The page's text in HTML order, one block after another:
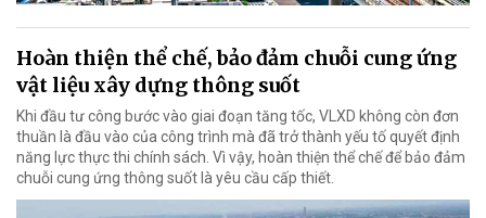
Hoàn thiện thể chế, bảo đảm chuỗi cung ứng
vật liệu xây dựng thông suốt
Khi đầu tư công bước vào giai đoạn tăng tốc, VLXD không còn đơn
thuần là đầu vào của công trình mà đã trở thành yếu tố quyết định
năng lực thực thi chính sách. Vì vậy, hoàn thiện thể chế để bảo đảm
chuỗi cung ứng thông suốt là yêu cầu cấp thiết.